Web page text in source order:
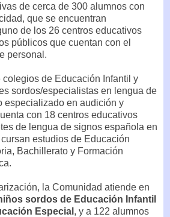
de cerca de 300 alumnos con
que se encuentran
de los 26 centros educativos
públicos que cuentan con el
personal.
colegios de Educación Infantil y
sordos/especialistas en lengua de
especializado en audición y
con 18 centros educativos
de lengua de signos española en
estudios de Educación
Bachillerato y Formación
la Comunidad atiende en
sordos de Educación Infantil
Especial , y a 122 alumnos